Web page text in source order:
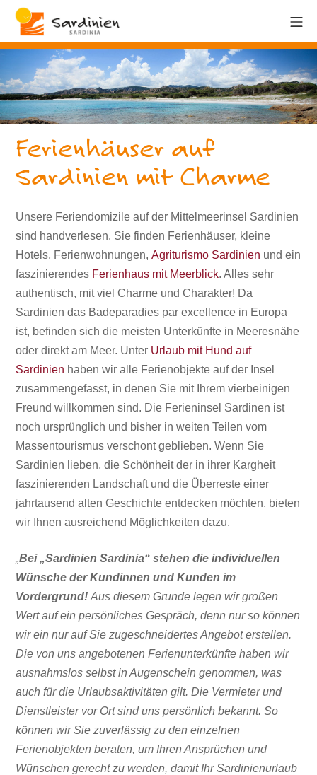
Ferienhäuser auf
Sardinien mit Charme
Unsere Feriendomizile auf der Mittelmeerinsel Sardinien
sind handverlesen. Sie finden Ferienhäuser, kleine
Hotels, Ferienwohnungen,Agriturismo Sardinien und ein
faszinierendes Ferienhaus mit Meerblick. Alles sehr
authentisch, mit viel Charme und Charakter! Da
Sardinien das Badeparadies par excellence in Europa
ist, befinden sich die meisten Unterkünfte in Meeresnähe
oder direkt am Meer. Unter Urlaub mit Hund auf
Sardinien haben wir alle Ferienobjekte auf der Insel
zusammengefasst, in denen Sie mit Ihrem vierbeinigen
Freund willkommen sind. Die Ferieninsel Sardinen ist
noch ursprünglich und bisher in weiten Teilen vom
Massentourismusverschont geblieben. Wenn Sie
Sardinien lieben, die Schönheit der in ihrer Kargheit
faszinierenden Landschaft und die Überreste einer
jahrtausend alten Geschichte entdecken möchten, bieten
wir Ihnen ausreichend Möglichkeiten dazu.
„Bei „Sardinien Sardinia“ stehen die individuellen
Wünsche der Kundinnen und Kunden im
Vordergrund! Aus diesem Grunde legen wir großen
Wert auf ein persönliches Gespräch, denn nur so können
wir ein nur auf Sie zugeschneidertes Angebot erstellen.
Die von uns angebotenen Ferienunterkünfte haben wir
ausnahmslos selbst in Augenschein genommen, was
auch für die Urlaubsaktivitäten gilt. Die Vermieter und
Dienstleister vor Ort sind uns persönlich bekannt. So
können wir Sie zuverlässig zu den einzelnen
Ferienobjekten beraten, um Ihren Ansprüchen und
Wünschen gerecht zu werden, damit Ihr Sardinienurlaub